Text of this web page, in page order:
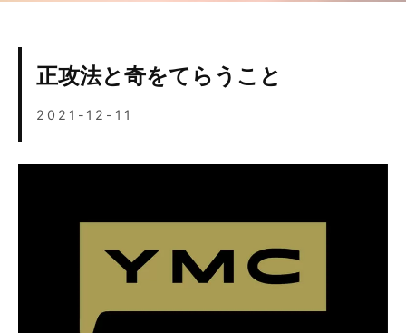
会社情報
営業カレンダー
ブログ
お問い合わせ
正攻法と奇をてらうこと
2021-12-11